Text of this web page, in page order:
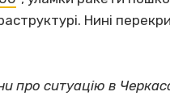
Нині
про ситуацію в